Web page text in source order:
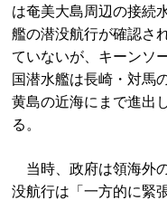
は奄美大島周辺の接続
艦の潜没航行が確認さ
ていないが、キーンソ
国潜水艦は長崎・対馬
黄島の近海にまで進出
る。
当時、政府は領海外
没航行は「一方的に緊